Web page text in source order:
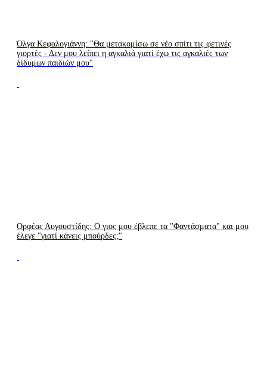
Όλγα Κεφαλογιάννη: "Θα μετακομίσω σε νέο σπίτι τις φετινές
γιορτές - Δεν μου λείπει η αγκαλιά γιατί έχω τις αγκαλιές των
δίδυμων παιδιών μου"
Ορφέας Αυγουστίδης: Ο γιος μου έβλεπε τα "Φαντάσματα" και μου
έλεγε "γιατί κάνεις μπούρδες;"